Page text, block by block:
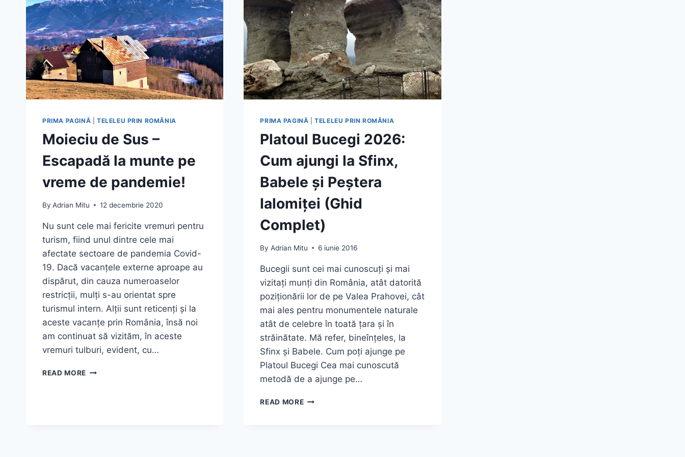
PRIMA PAGINĂ TELELEU PRIN ROMÂNIA
Moieciu de Sus –
Escapadă la munte pe
vreme de pandemie!
By Adrian Mitu 12 decembrie 2020
Nu sunt cele mai fericite vremuri pentru
turism, fiind unul dintre cele mai
afectate sectoare de pandemia Covid-
19. Dacă vacanțele externe aproape au
dispărut, din cauza numeroaselor
restricții, mulți s-au orientat spre
turismul intern. Alții sunt reticenți și la
aceste vacanțe prin România, însă noi
am continuat să vizităm, în aceste
vremuri tulburi, evident, cu…
READ MORE MOIECIU
PRIMA PAGINĂ |TELELEU PRIN ROMÂNIA
Platoul Bucegi 2026:
Cum ajungi la Sfinx,
Babele și Peștera
Ialomiței (Ghid
Complet)
By Adrian Mitu 6 iunie 2016
Bucegii sunt cei mai cunoscuți și mai
vizitați munți din România, atât datorită
poziționării lor de pe Valea Prahovei, cât
mai ales pentru monumentele naturale
atât de celebre în toată țara și în
străinătate. Mă refer, bineînțeles, la
Sfinx și Babele. Cum poți ajunge pe
Platoul Bucegi Cea mai cunoscută
metodă de a ajunge pe…
READ MOREPLATOUL